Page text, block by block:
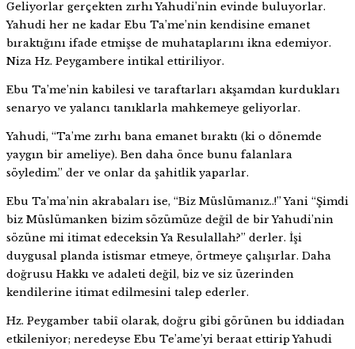
Geliyorlar gerçekten zırhı Yahudi’nin evinde buluyorlar.
Yahudi her ne kadar Ebu Ta’me’nin kendisine emanet
bıraktığını ifade etmişse de muhataplarını ikna edemiyor.
Niza Hz. Peygambere intikal ettiriliyor.
Ebu Ta’me’nin kabilesi ve taraftarları akşamdan kurdukları
senaryo ve yalancı tanıklarla mahkemeye geliyorlar.
Yahudi, “Ta’me zırhı bana emanet bıraktı (ki o dönemde
yaygın bir ameliye). Ben daha önce bunu falanlara
söyledim.” der ve onlar da şahitlik yaparlar.
Ebu Ta’ma’nin akrabaları ise, “Biz Müslümanız..!” Yani “Şimdi
biz Müslümanken bizim sözümüze değil de bir Yahudi’nin
sözüne mi itimat edeceksin Ya Resulallah?” derler. İşi
duygusal planda istismar etmeye, örtmeye çalışırlar. Daha
doğrusu Hakkı ve adaleti değil, biz ve siz üzerinden
kendilerine itimat edilmesini talep ederler.
Hz. Peygamber tabiî olarak, doğru gibi görünen bu iddiadan
etkileniyor; neredeyse Ebu Te’ame’yi beraat ettirip Yahudi